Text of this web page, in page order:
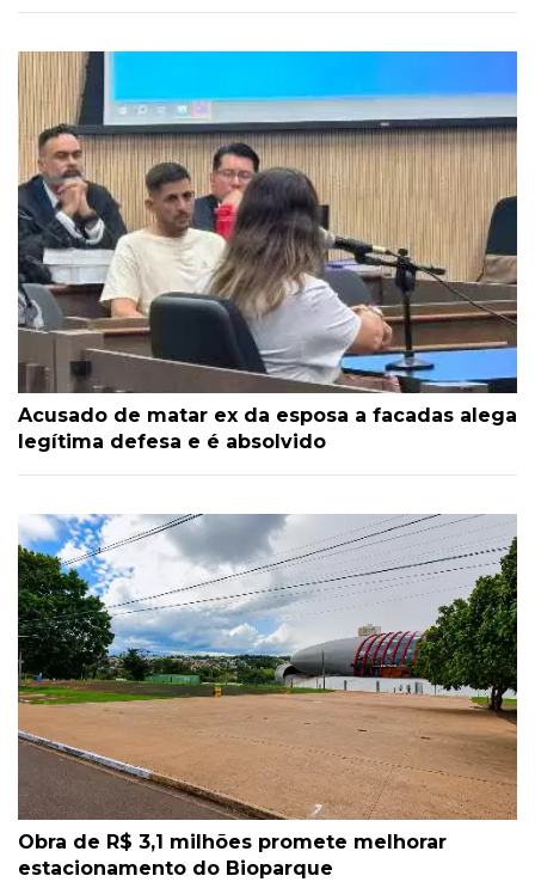
Acusado de matar ex da esposa a facadas alega
legítima defesa e é absolvido
Obra de R$ 3,1 milhões promete melhorar
estacionamento do Bioparque